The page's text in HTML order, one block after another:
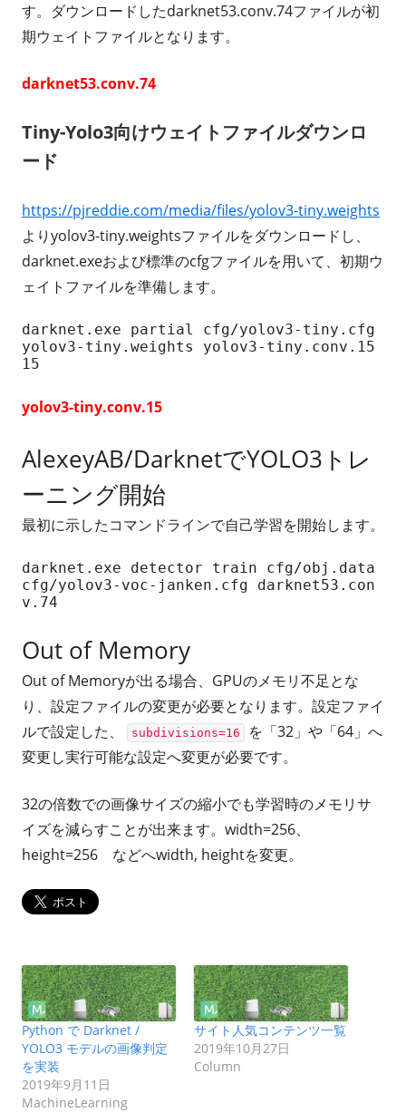
す。ダウンロードしたdarknet53.conv.74ファイルが初
期ウェイトファイルとなります。
darknet53.conv.74
Tiny-Yolo3向けウェイトファイルダウンロ
ード
https://pjreddie.com/media/files/yolov3-tiny.weights
よりyolov3-tiny.weightsファイルをダウンロードし、
darknet.exeおよび標準のcfgファイルを用いて、初期ウ
ェイトファイルを準備します。
darknet.exe partial cfg/yolov3-tiny.cfg
yolov3-tiny.weights yolov3-tiny.conv.15
15
yolov3-tiny.conv.15
AlexeyAB/DarknetでYOLO3トレ
ーニング開始
最初に示したコマンドラインで自己学習を開始します。
darknet.exe detector train cfg/obj.data
cfg/yolov3-voc-janken.cfg darknet53.con
v.74
Out of Memory
Out of Memoryが出る場合、GPUのメモリ不足とな
り、設定ファイルの変更が必要となります。設定ファイ
ルで設定した、
subdivisions=16
を「32」や「64」へ
変更し実行可能な設定へ変更が必要です。
32の倍数での画像サイズの縮小でも学習時のメモリサ
イズを減らすことが出来ます。width=256、
height=256 などへwidth, heightを変更。
Python で Darknet /
YOLO3 モデルの画像判定
を実装
2019年9月11日
MachineLearning
サイト人気コンテンツ一覧
2019年10月27日
Column